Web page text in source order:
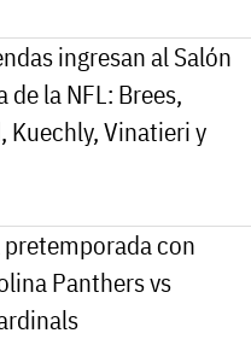
ingresan al Salón
de la NFL: Brees,
Kuechly, Vinatieri y
pretemporada con
Panthers vs